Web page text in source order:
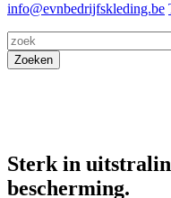
info@evnbedrijfskleding.be
Zoeken
Sterk in
bescherming.